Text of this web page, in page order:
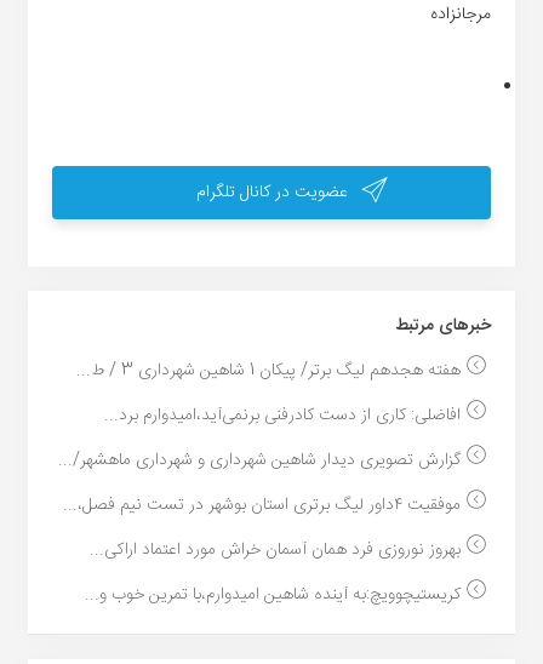
مرجانزاده
عضویت در کانال تلگرام
خبر‌های مرتبط
هفته هجدهم لیگ برتر/ پیکان 1 شاهین شهرداری 3 / ط...
افاضلی: کاری از دست کادرفنی برنمی‌آید،امیدوارم برد...
گزارش تصویری دیدار شاهین شهرداری و شهرداری ماهشهر/...
موفقیت ۴داور لیگ برتری استان بوشهر در تست نیم فصل،...
بهروز نوروزی فرد همان آسمان خراش مورد اعتماد اراکی...
کریستیچوویچ:به آینده شاهین امیدوارم،با تمرین خوب و...